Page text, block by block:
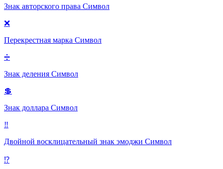
Знак авторского права Символ
❌
Перекрестная марка Символ
➗
Знак деления Символ
💲
Знак доллара Символ
‼
Двойной восклицательный знак эмоджи Символ
⁉